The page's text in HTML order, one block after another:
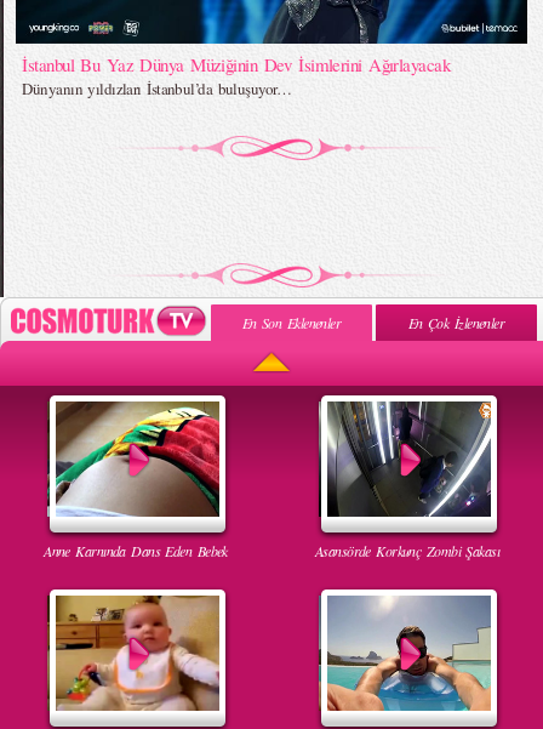
İstanbul Bu Yaz Dünya Müziğinin Dev İsimlerini Ağırlayacak
Dünyanın yıldızları İstanbul’da buluşuyor…
En Son Eklenenler En Çok İzlenenler
Anne Karnında Dans Eden Bebek Asansörde Korkunç Zombi Şakası